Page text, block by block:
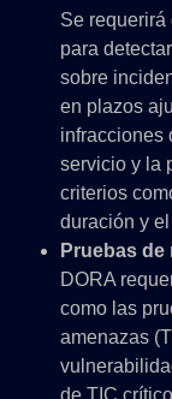
Se
para
sobre
en plazos
infracciones
servicio y la
criterios
duración y
Pruebas
DORA
como las
amenazas
de TIC